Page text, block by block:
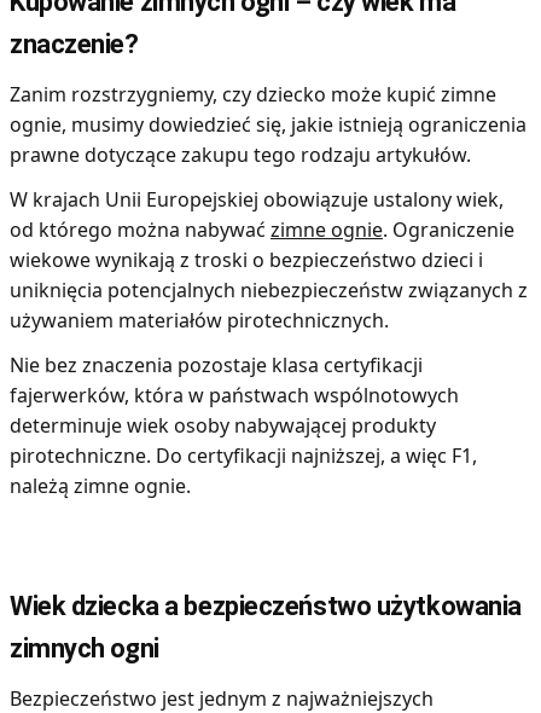
znaczenie?
Zanim rozstrzygniemy, czy dziecko może kupić zimne
ognie, musimy dowiedzieć się, jakie istnieją ograniczenia
prawne dotyczące zakupu tego rodzaju artykułów.
W krajach Unii Europejskiej obowiązuje ustalony wiek,
od którego można nabywać zimne ognie. Ograniczenie
wiekowe wynikają z troski o bezpieczeństwo dzieci i
uniknięcia potencjalnych niebezpieczeństw związanych z
używaniem materiałów pirotechnicznych.
Nie bez znaczenia pozostaje klasa certyfikacji
fajerwerków, która w państwach wspólnotowych
determinuje wiek osoby nabywającej produkty
pirotechniczne. Do certyfikacji najniższej, a więc F1,
należą zimne ognie.
Wiek dziecka a bezpieczeństwo użytkowania
zimnych ogni
Bezpieczeństwo jest jednym z najważniejszych